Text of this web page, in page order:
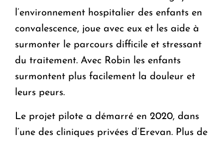
l’environnement hospitalier des enfants en
convalescence, joue avec eux et les aide à
surmonter le parcours difficile et stressant
du traitement. Avec Robin les enfants
surmontent plus facilement la douleur et
leurs peurs.
Le projet pilote a démarré en 2020, dans
l’une des cliniques privées d’Erevan. Plus de